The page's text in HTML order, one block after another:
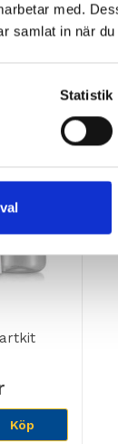
med.
samlat in när
Statistik
Andra
Köp